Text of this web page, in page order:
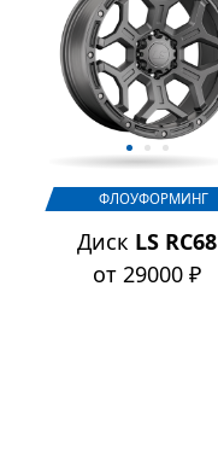
ФЛОУФОРМИНГ
Диск LS RC68
от 29000 ₽